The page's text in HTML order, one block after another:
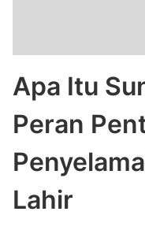
Apa Itu
Peran
Lahir